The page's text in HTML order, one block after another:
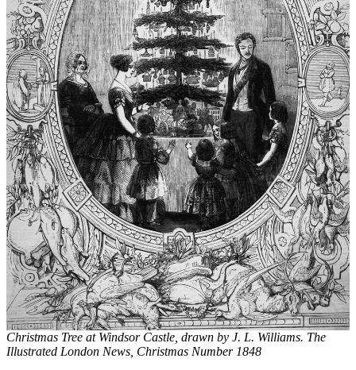
Christmas Tree at Windsor Castle, drawn by J. L. Williams. The
Illustrated London News, Christmas Number 1848